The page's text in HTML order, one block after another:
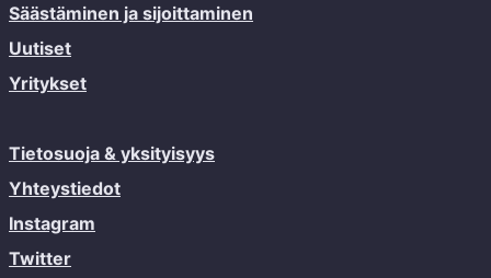
Säästäminen ja sijoittaminen
Uutiset
Yritykset
Tietosuoja & yksityisyys
Yhteystiedot
Instagram
Twitter